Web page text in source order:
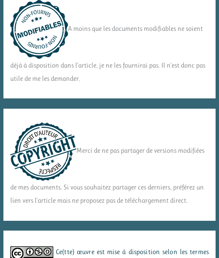
A moins que les documents modifiables ne soient
déjà à disposition dans l'article, je ne les fournirai pas. Il n'est donc pas
utile de me les demander.
Merci de ne pas partager de versions modifiées
de mes documents. Si vous souhaitez partager ces derniers, préférez un
lien vers l'article mais ne proposez pas de téléchargement direct.
Ce(tte) œuvre est mise à disposition selon les termes